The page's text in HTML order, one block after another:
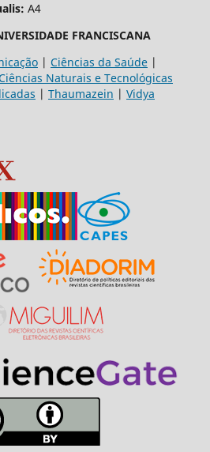
A4
FRANCISCANA
| Ciências da Saúde|
Naturais e Tecnológicas
| Thaumazein | Vidya